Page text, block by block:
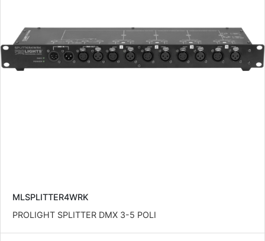
MLSPLITTER4WRK
PROLIGHT SPLITTER DMX 3-5 POLI